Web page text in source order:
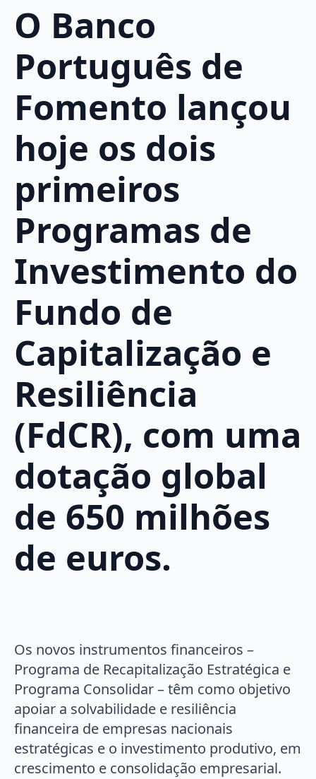
O Banco
Português de
Fomento lançou
hoje os dois
primeiros
Programas de
Investimento do
Fundo de
Capitalização e
Resiliência
(FdCR), com uma
dotação global
de 650 milhões
de euros.
Os novos instrumentos financeiros –
Programa de Recapitalização Estratégica e
Programa Consolidar – têm como objetivo
apoiar a solvabilidade e resiliência
financeira de empresas nacionais
estratégicas e o investimento produtivo, em
crescimento e consolidação empresarial.